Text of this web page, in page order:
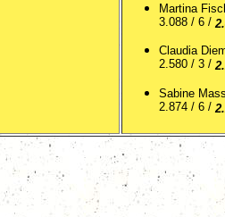
Martina
3.088 / 6 /
Claudia
2.580 / 3 /
Sabine
2.874 / 6 /